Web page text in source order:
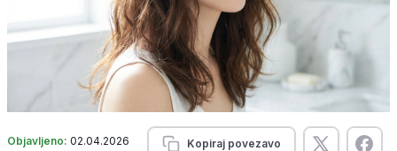
Objavljeno: 02.04.2026 Kopiraj povezavo